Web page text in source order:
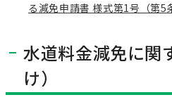
る減免申請書 様式第1号（第5
水道料金減免に関
け）